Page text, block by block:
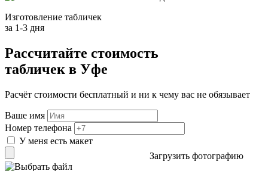
Изготовление табличек
за 1-3 дня
Рассчитайте стоимость
табличек в Уфе
Расчёт стоимости бесплатный и ни к чему вас не обязывает
Ваше имя
Номер телефона
У меня есть макет
Загрузить фотографию